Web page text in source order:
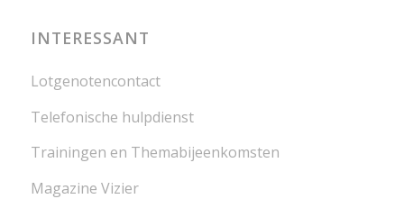
INTERESSANT
Lotgenotencontact
Telefonische hulpdienst
Trainingen en Themabijeenkomsten
Magazine Vizier